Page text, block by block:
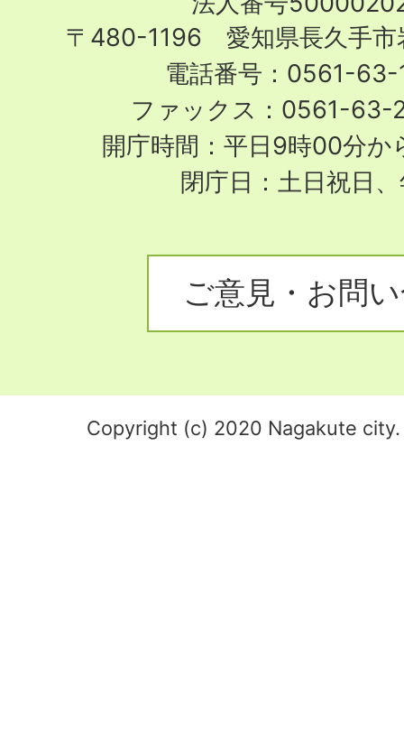
City
〒480-1196 愛知県長久手市
電話番号：0561-63-
ファックス：0561-63-
開庁時間：平日9時00分
閉庁日：土日祝日
ご意見・お問
Copyright (c) 2020 Nagakute